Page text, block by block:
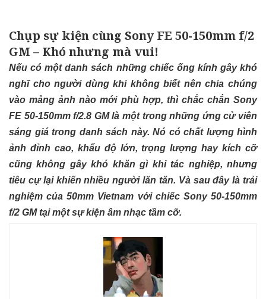
Chụp sự kiện cùng Sony FE 50-150mm f/2
GM – Khó nhưng mà vui!
Nếu có một danh sách những chiếc ống kính gây khó
nghĩ cho người dùng khi không biết nên chia chúng
vào mảng ảnh nào mới phù hợp, thì chắc chắn Sony
FE 50-150mm f/2.8 GM là một trong những ứng cử viên
sáng giá trong danh sách này. Nó có chất lượng hình
ảnh đỉnh cao, khẩu độ lớn, trọng lượng hay kích cỡ
cũng không gây khó khăn gì khi tác nghiệp, nhưng
tiêu cự lại khiến nhiều người lăn tăn. Và sau đây là trải
nghiệm của 50mm Vietnam với chiếc Sony 50-150mm
f/2 GM tại một sự kiện âm nhạc tầm cỡ.